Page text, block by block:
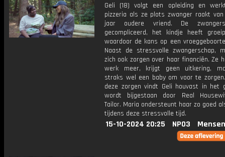
Geli (18) volgt een opleiding en
pizzeria als ze plots zwanger raakt
jaar oudere vriend. De
gecompliceerd, het kindje heeft
waardoor de kans op een
Naast de stressvolle zwangerschap,
zich ook zorgen over haar financiën. Ze
werk meer, krijgt geen uitkering,
straks wel een baby om voor te
deze zorgen vindt Geli houvast in het
wordt bijgestaan door Real
Tailor. Maria ondersteunt haar zo goed
tijdens deze stressvolle tijd.
15-10-2024 20:25 NPO3